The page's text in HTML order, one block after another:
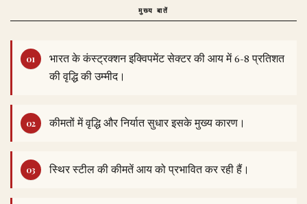
मुख्य बातें
भारत के कंस्ट्रक्शन इक्विपमेंट सेक्टर की आय में 6-8 प्रतिशत
की वृद्धि की उम्मीद।
कीमतों में वृद्धि और निर्यात सुधार इसके मुख्य कारण।
स्थिर स्टील की कीमतें आय को प्रभावित कर रही हैं।